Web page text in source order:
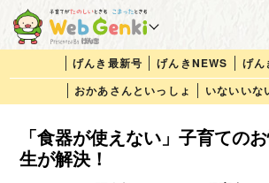
げんき最新号 げんきNEWS
げん
おかあさんといっしょ
いないいな
「食器が使えない」子育ての
生が解決！